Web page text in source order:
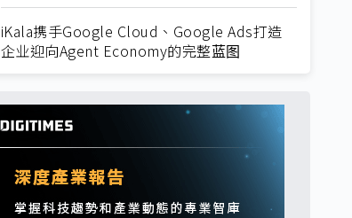
iKala携手Google Cloud、Google Ads打造
企业迎向Agent Economy的完整蓝图